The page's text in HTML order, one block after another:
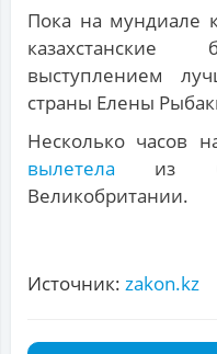
Пока на мундиале
казахстанские
выступлением
страны Елены
Несколько часов
вылетела из
Великобритании.
Источник: zakon.kz